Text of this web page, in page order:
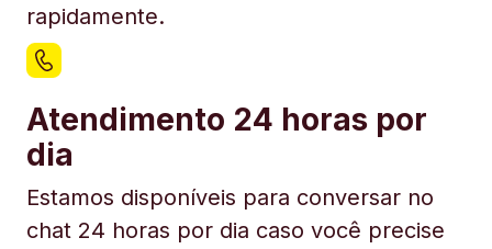
rapidamente.
Atendimento 24 horas por
dia
Estamos disponíveis para conversar no
chat 24 horas por dia caso você precise